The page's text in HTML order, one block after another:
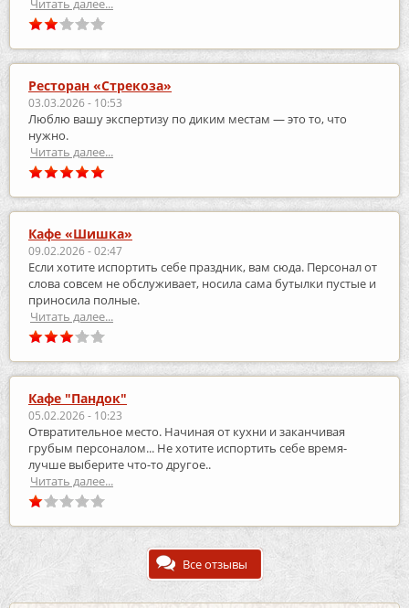
Читать далее...
Ресторан «Стрекоза»
03.03.2026 - 10:53
Люблю вашу экспертизу по диким местам — это то, что
нужно.
Читать далее...
Кафе «Шишка»
09.02.2026 - 02:47
Если хотите испортить себе праздник, вам сюда. Персонал от
слова совсем не обслуживает, носила сама бутылки пустые и
приносила полные.
Читать далее...
Кафе "Пандок"
05.02.2026 - 10:23
Отвратительное место. Начиная от кухни и заканчивая
грубым персоналом... Не хотите испортить себе время-
лучше выберите что-то другое..
Читать далее...
Все отзывы